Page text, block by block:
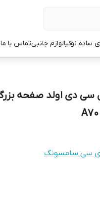
ساده نوکیالوازم جانبیتماس با ما
سی سامسونگ